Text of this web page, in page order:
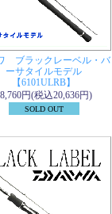
ブラックレーベル・バ
ーサタイルモデル
【6101ULRB】
円(税込20,636円)
SOLD OUT